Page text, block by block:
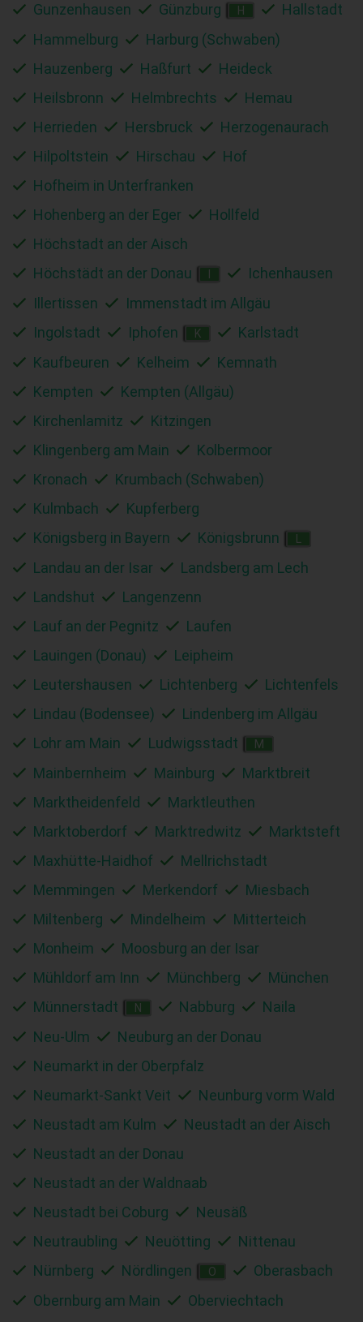
Gunzenhausen Günzburg H
Hallstadt
Hammelburg
Harburg (Schwaben)
Hauzenberg
Haßfurt
Heideck
Heilsbronn
Helmbrechts
Hemau
Herrieden
Hersbruck
Herzogenaurach
Hilpoltstein
Hirschau
Hof
Hofheim in Unterfranken
Hohenberg an der Eger
Hollfeld
Höchstadt an der Aisch
Höchstädt an der Donau
Ichenhausen
Illertissen
Immenstadt im Allgäu
Ingolstadt
Iphofen K
Karlstadt
Kaufbeuren
Kelheim
Kemnath
Kempten
Kempten (Allgäu)
Kirchenlamitz
Kitzingen
Klingenberg am Main
Kolbermoor
Kronach
Krumbach (Schwaben)
Kulmbach
Kupferberg
Königsberg in Bayern
Königsbrunn
Landau an der Isar
Landsberg am Lech
Landshut
Langenzenn
Lauf an der Pegnitz
Laufen
Lauingen (Donau)
Leipheim
Leutershausen
Lichtenberg
Lichtenfels
Lindau (Bodensee)
Lindenberg im Allgäu
Lohr am Main
Ludwigsstadt M
Mainbernheim Mainburg
Marktbreit
Marktheidenfeld
Marktleuthen
Marktoberdorf
Marktredwitz
Marktsteft
Maxhütte-Haidhof
Mellrichstadt
Memmingen
Merkendorf
Miesbach
Miltenberg
Mindelheim
Mitterteich
Monheim
Moosburg an der Isar
Mühldorf am Inn
Münchberg
München
Münnerstadt
N Nabburg
Naila
Neu-Ulm
Neuburg an der Donau
Neumarkt in der Oberpfalz
Neumarkt-Sankt Veit
Neunburg vorm Wald
Neustadt am Kulm
Neustadt an der Aisch
Neustadt an der Donau
Neustadt an der Waldnaab
Neustadt bei Coburg
Neusäß
Neutraubling
Neuötting
Nittenau
Nürnberg
Nördlingen O
Oberasbach
Obernburg am Main
Oberviechtach